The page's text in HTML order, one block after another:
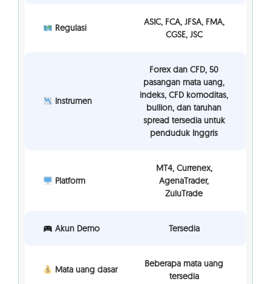
Regulasi
ASIC, FCA, JFSA, FMA,
CGSE, JSC
Instrumen
Forex dan CFD, 50
pasangan mata uang,
indeks, CFD komoditas,
bullion, dan taruhan
spread tersedia untuk
penduduk Inggris
Platform
MT4, Currenex,
AgenaTrader,
ZuluTrade
Akun Demo Tersedia
Mata uang dasar
Beberapa mata uang
tersedia